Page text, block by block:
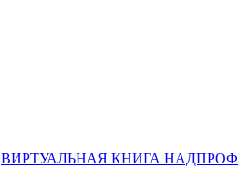
ВИРТУАЛЬНАЯ КНИГА НАДПРОФ